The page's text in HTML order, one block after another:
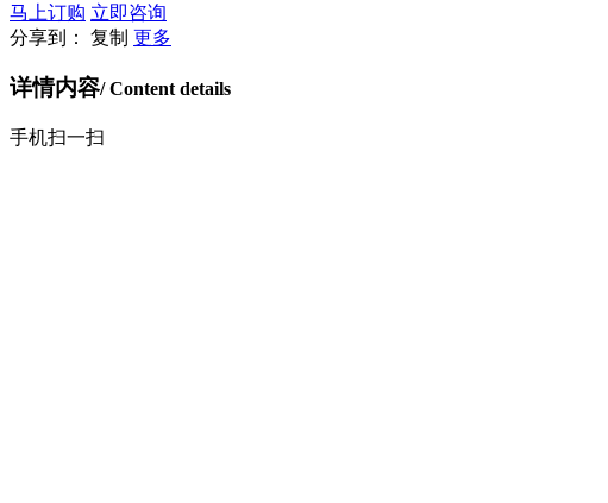
马上订购 立即咨询
分享到：
复制 更多
详情内容/ Content details
手机扫一扫